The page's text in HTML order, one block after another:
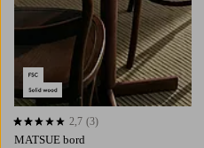
MATSUE bord
2,7 baseret på 3 bedømmelser
2,7 (3)